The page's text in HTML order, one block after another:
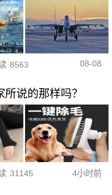
8563 08-08
说的那样吗？
31145 4小时前